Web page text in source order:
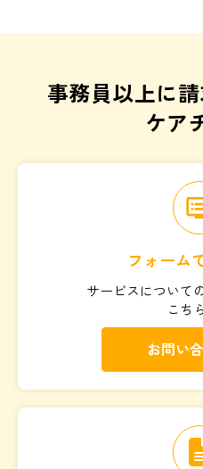
事務員以上に
ケア
フォーム
サービスについて
こち
お問い